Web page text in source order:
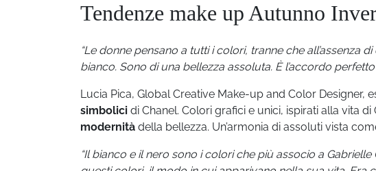
Tendenze make up Autunno
“Le donne pensano a tutti i colori, tranne che all’assenza
bianco. Sono di una bellezza assoluta. È l’accordo
Lucia Pica, Global Creative Make-up and Color Designer,
simbolici di Chanel. Colori grafici e unici, ispirati alla vita
modernità della bellezza. Un’armonia di assoluti vista
“Il bianco e il nero sono i colori che più associo a